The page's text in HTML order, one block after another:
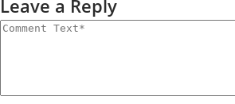
Leave a Reply